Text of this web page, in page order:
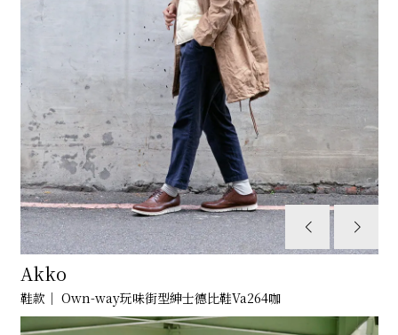
Akko
鞋款｜ Own-way玩味街型紳士德比鞋Va264咖